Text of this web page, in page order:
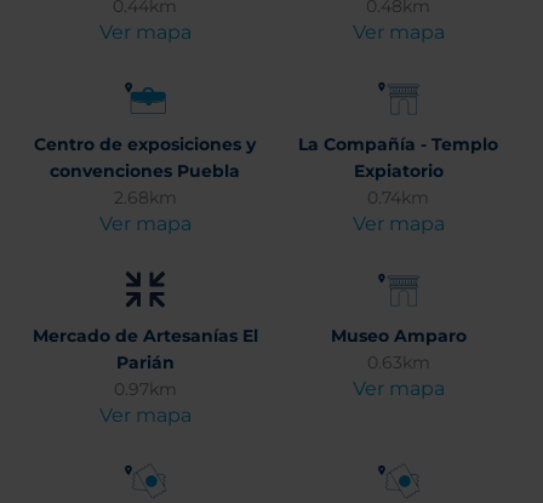
0.44km
Ver mapa
0.48km
Ver mapa
Centro de exposiciones y
convenciones Puebla
2.68km
Ver mapa
La Compañía - Templo
Expiatorio
0.74km
Ver mapa
Mercado de Artesanías El
Parián
0.97km
Ver mapa
Museo Amparo
0.63km
Ver mapa